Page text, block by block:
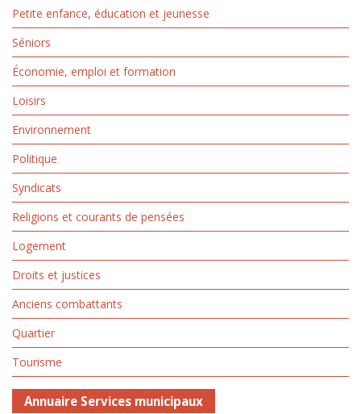
Petite enfance, éducation et jeunesse
Séniors
Économie, emploi et formation
Loisirs
Environnement
Politique
Syndicats
Religions et courants de pensées
Logement
Droits et justices
Anciens combattants
Quartier
Tourisme
Annuaire Services municipaux